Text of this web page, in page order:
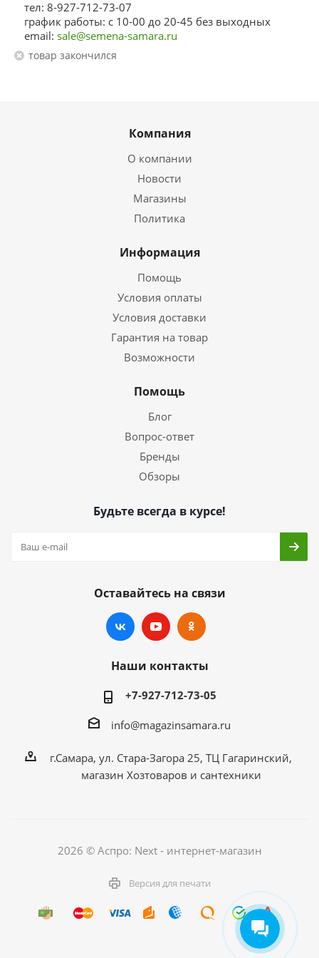
тел: 8-927-712-73-07
график работы: с 10-00 до 20-45 без выходных
email: sale@semena-samara.ru
Товар закончился
Компания
О компании
Новости
Магазины
Политика
Информация
Помощь
Условия оплаты
Условия доставки
Гарантия на товар
Возможности
Помощь
Блог
Вопрос-ответ
Бренды
Обзоры
Будьте всегда в курсе!
Оставайтесь на связи
Наши контакты
+7-927-712-73-05
info@magazinsamara.ru
г.Самара, ул. Стара-Загора 25, ТЦ Гагаринский,
магазин Хозтоваров и сантехники
2026 © Аспро: Next - интернет-магазин
Версия для печати